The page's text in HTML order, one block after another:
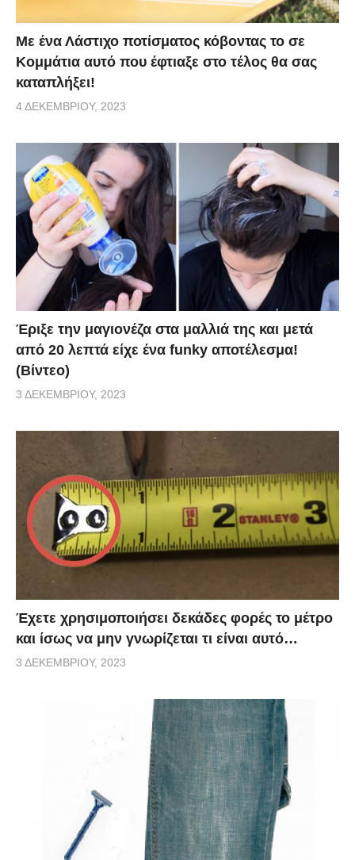
Με ένα Λάστιχο ποτίσματος κόβοντας το σε
Κομμάτια αυτό που έφτιαξε στο τέλος θα σας
καταπλήξει!
4 ΔΕΚΕΜΒΡΊΟΥ, 2023
Έριξε την μαγιονέζα στα μαλλιά της και μετά
από 20 λεπτά είχε ένα funky αποτέλεσμα!
(Βίντεο)
3 ΔΕΚΕΜΒΡΊΟΥ, 2023
Έχετε χρησιμοποιήσει δεκάδες φορές το μέτρο
και ίσως να μην γνωρίζεται τι είναι αυτό…
3 ΔΕΚΕΜΒΡΊΟΥ, 2023